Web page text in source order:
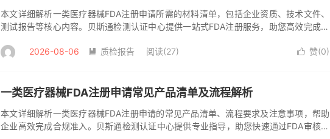
本文详细解析一类医疗器械FDA注册申请所需的材料清单，包括企业资质、技术文件、
测试报告等核心内容。贝斯通检测认证中心提供一站式FDA注册服务，助您高效完成合
作为...
 赞(0)
2026-08-06  质检报告 阅读(27)
一类医疗器械FDA注册申请常见产品清单及流程解析
本文详细解析一类医疗器械FDA注册申请的常见产品清单、流程要求及注意事项，帮助
企业高效完成合规准入。贝斯通检测认证中心提供专业指导，助您快速通过FDA审核。